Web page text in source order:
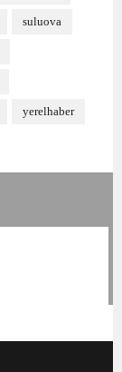
suluova
yerelhaber